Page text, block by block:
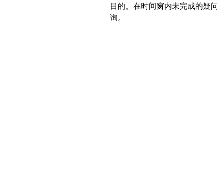
目的。在时间窗内未完成的疑
询。